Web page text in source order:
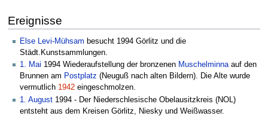
Ereignisse
Else Levi-Mühsam besucht 1994 Görlitz und die
Städt.Kunstsammlungen.
1. Mai 1994 Wiederaufstellung der bronzenen Muschelminnaauf den
Brunnen am Postplatz (Neuguß nach alten Bildern). Die Alte wurde
vermutlich 1942 eingeschmolzen.
1. August 1994 - Der Niederschlesische Obelausitzkreis (NOL)
entsteht aus dem Kreisen Görlitz, Niesky und Weißwasser.